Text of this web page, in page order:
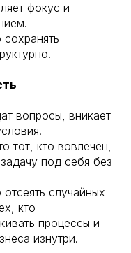
фокус и
вопросы, вникает
тот, кто вовлечён,
под себя без
случайных
кто
процессы и
изнутри.